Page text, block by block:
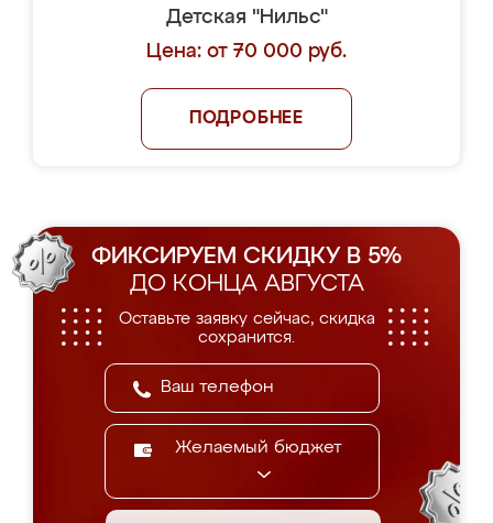
Детская "Нильс"
Цена: от 70 000 руб.
ПОДРОБНЕЕ
ФИКСИРУЕМ СКИДКУ В 5%
ДО КОНЦА АВГУСТА
Оставьте заявку сейчас, скидка
сохранится.
Желаемый бюджет